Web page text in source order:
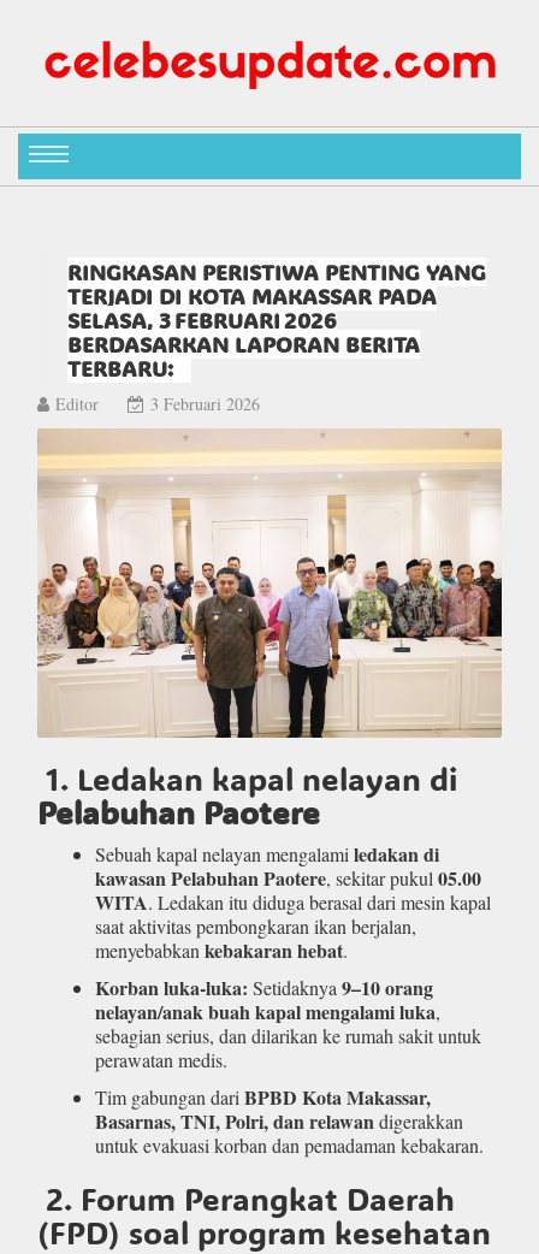
RINGKASAN PERISTIWA PENTING YANG
TERJADI DI KOTA MAKASSAR PADA
SELASA, 3 FEBRUARI 2026
BERDASARKAN LAPORAN BERITA
TERBARU:
Editor 3 Februari 2026
1. Ledakan kapal nelayan di
Pelabuhan Paotere
Sebuah kapal nelayan mengalami ledakan di
kawasan Pelabuhan Paotere, sekitar pukul 05.00
WITA. Ledakan itu diduga berasal dari mesin kapal
saat aktivitas pembongkaran ikan berjalan,
menyebabkan kebakaran hebat.
Korban luka-luka: Setidaknya 9–10 orang
nelayan/anak buah kapal mengalami luka,
sebagian serius, dan dilarikan ke rumah sakit untuk
perawatan medis.
Tim gabungan dari BPBD Kota Makassar,
Basarnas, TNI, Polri, dan relawandigerakkan
untuk evakuasi korban dan pemadaman kebakaran.
2. Forum Perangkat Daerah
(FPD) soal program kesehatan